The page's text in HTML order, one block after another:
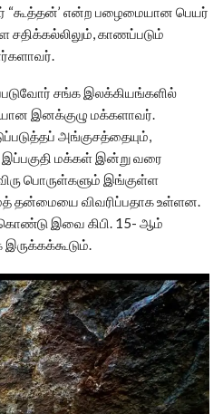
“கூத்தன்’ என்ற பழைமையான பெயர்
காணப்படும்
சங்க இலக்கியங்களில்
இனக்குழு மக்களாவர்.
அங்குசத்தையும்,
மக்கள் இன்று வரை
பொருள்களும் இங்குள்ள
தன்மையை விவரிப்பதாக உள்ளன.
இவை கிபி. 15- ஆம்